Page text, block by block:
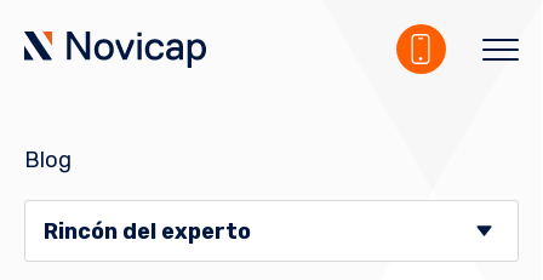
Blog
Rincón del experto